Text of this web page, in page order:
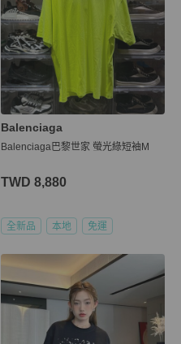
Balenciaga
Balenciaga巴黎世家 螢光綠短袖M
TWD 8,880
全新品 本地 免運